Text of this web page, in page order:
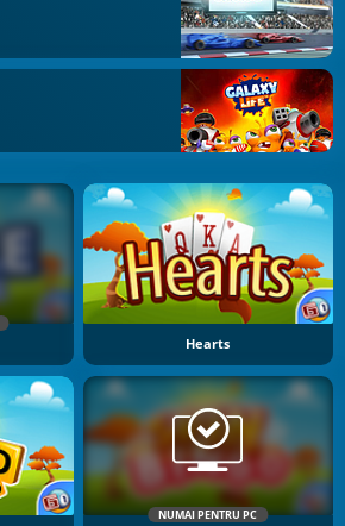
Hearts
NUMAI PENTRU PC